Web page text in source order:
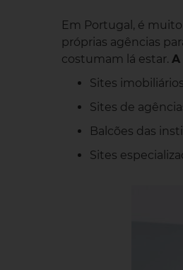
Em Portugal, é
próprias agências
costumam lá estar.
Sites
Sites de
Balcões das
Sites